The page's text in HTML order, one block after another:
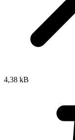
4,38 kB